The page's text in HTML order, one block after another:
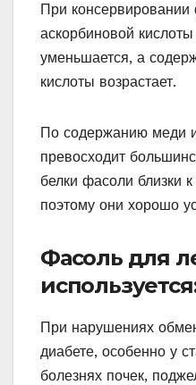
При консервировании
аскорбиновой
уменьшается, а
кислоты возрастает.
По содержанию меди
превосходит
белки фасоли близки
поэтому они хорошо
Фасоль для
При нарушениях
диабете, особенно у
болезнях почек,